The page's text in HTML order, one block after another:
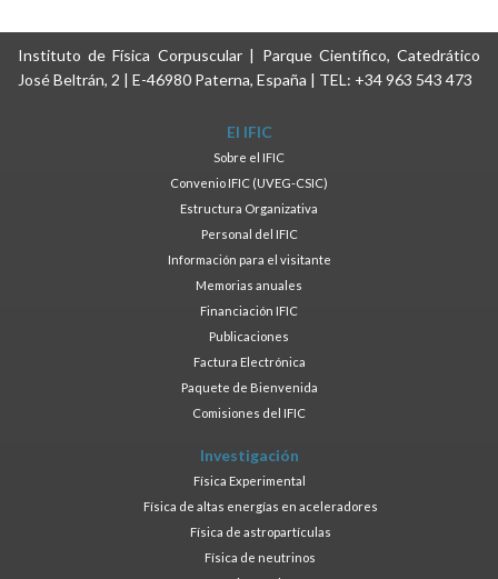
Instituto de Física Corpuscular | Parque Científico, Catedrático
José Beltrán, 2 | E-46980 Paterna, España | TEL: +34 963 543 473
El IFIC
Sobre el IFIC
Convenio IFIC (UVEG-CSIC)
Estructura Organizativa
Personal del IFIC
Información para el visitante
Memorias anuales
Financiación IFIC
Publicaciones
Factura Electrónica
Paquete de Bienvenida
Comisiones del IFIC
Investigación
Física Experimental
Física de altas energías en aceleradores
Física de astropartículas
Física de neutrinos